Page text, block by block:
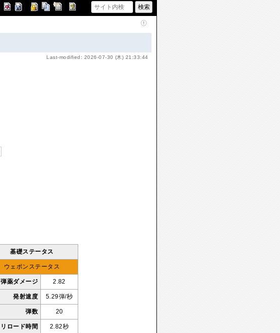
Last-modified: 2026-07-30 (木) 21:33:44
基礎ステータス
ウェポンステータス
弾薬ダメージ 2.82
発射速度 5.29弾/秒
弾数 20
リロード時間 2.82秒